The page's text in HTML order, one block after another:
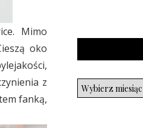
Mimo
oko
z
fanką,